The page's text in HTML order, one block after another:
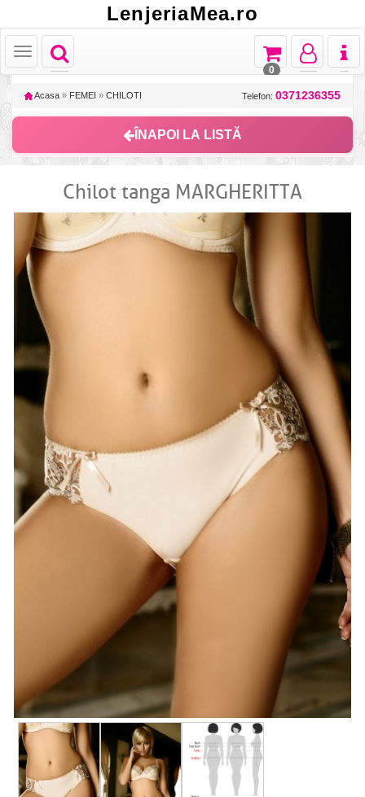
LenjeriaMea.ro
Toggle
navigation
Toggle
Toggle
navigation
Toggle
navigation
Toggle
navigation
0
Acasa » FEMEI » CHILOTI Telefon: 0371236355
ÎNAPOI LA LISTĂ
Chilot tanga MARGHERITTA